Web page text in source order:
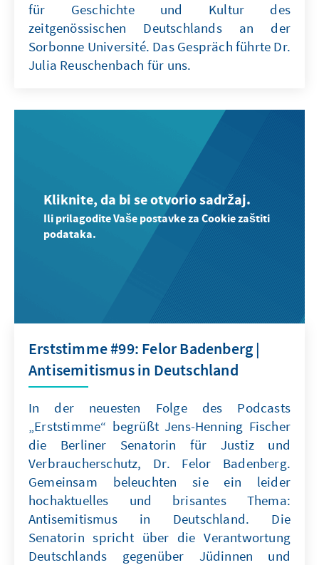
für Geschichte und Kultur des
zeitgenössischen Deutschlands an der
Sorbonne Université. Das Gespräch führte Dr.
Julia Reuschenbach für uns.
Kliknite, da bi se otvorio sadržaj.
Ili prilagodite Vaše postavke za Cookie zaštiti
podataka.
Erststimme #99: Felor Badenberg |
Antisemitismus in Deutschland
In der neuesten Folge des Podcasts
„Erststimme“ begrüßt Jens-Henning Fischer
die Berliner Senatorin für Justiz und
Verbraucherschutz, Dr. Felor Badenberg.
Gemeinsam beleuchten sie ein leider
hochaktuelles und brisantes Thema:
Antisemitismus in Deutschland. Die
Senatorin spricht über die Verantwortung
Deutschlands gegenüber Jüdinnen und